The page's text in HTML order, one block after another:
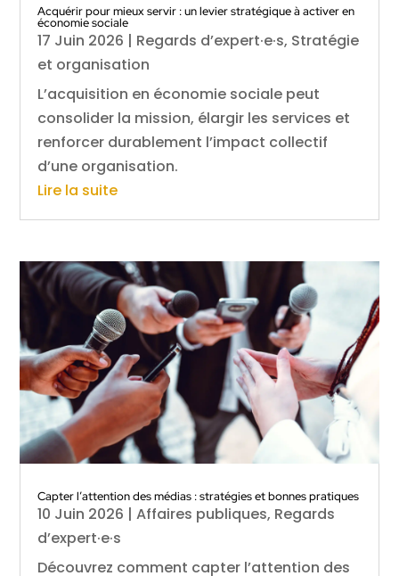
Acquérir pour mieux servir : un levier stratégique à activer en
économie sociale
17 Juin 2026 | Regards d’expert·e·s, Stratégie
et organisation
L’acquisition en économie sociale peut
consolider la mission, élargir les services et
renforcer durablement l’impact collectif
d’une organisation.
Lire la suite
Capter l’attention des médias : stratégies et bonnes pratiques
10 Juin 2026 |Affaires publiques, Regards
d’expert·e·s
Découvrez comment capter l’attention des